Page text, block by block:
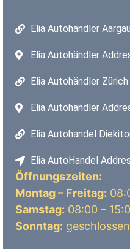
Elia Autohändler Aargau
Elia Autohändler
Elia Autohändler Zürich
Elia Autohändler
Elia Autohandel
Elia AutoHandel
Öffnungszeiten:
Montag – Freitag:
Samstag: 08:00 –
Sonntag: geschlossen